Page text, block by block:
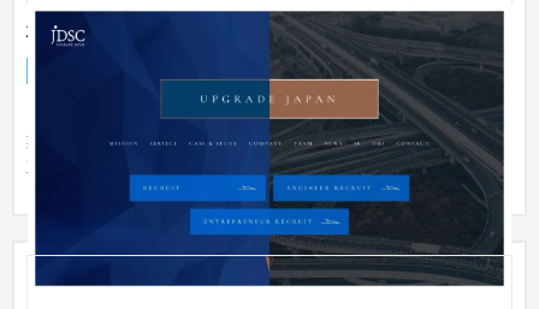
株式会社JDSC
201〜300万円
「UPGRADE JAPAN」をミッションとして掲げる東大発のAI企
業、株式会社JDSC様のコーポレートサイトフルリメイク案件を
対応いたし...